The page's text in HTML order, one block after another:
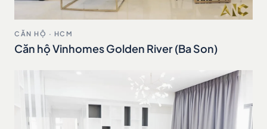
CĂN HỘ · HCM
Căn hộ Vinhomes Golden River (Ba Son)